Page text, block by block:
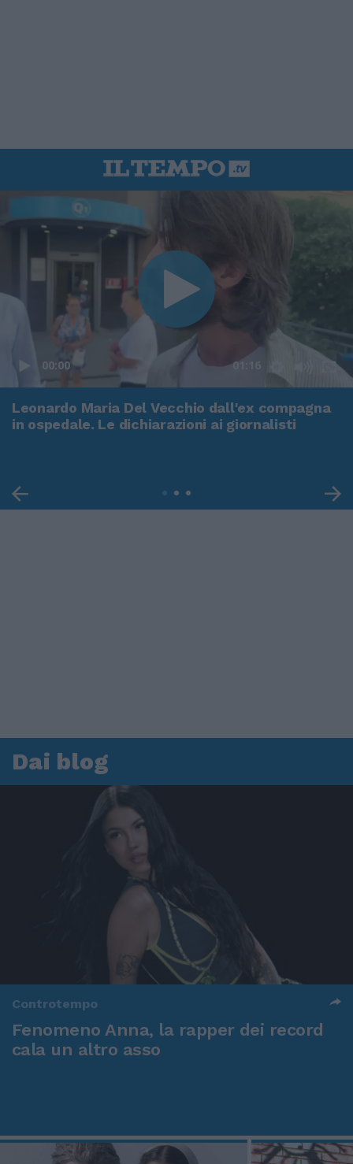
00:00 01:16
Leonardo Maria Del Vecchio dall'ex compagna
in ospedale. Le dichiarazioni ai giornalisti
Dai blog
Controtempo
Fenomeno Anna, la rapper dei record
cala un altro asso